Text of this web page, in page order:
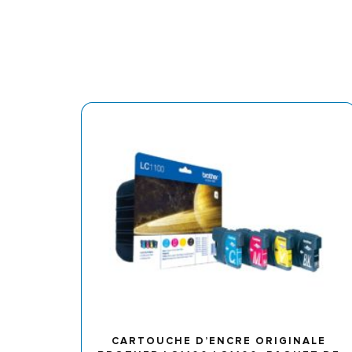
CARTOUCHE D’ENCRE ORIGINALE